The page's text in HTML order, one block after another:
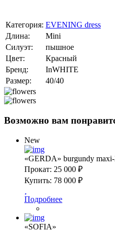
Категория: EVENING dress
Длина:
Mini
Силуэт:
пышное
Цвет:
Красный
Бренд:
InWHITE
Размер:
40/40
Возможно вам
New
«GERDA» burgundy
Прокат: 25 000 ₽
Купить: 78 000 ₽
Подробнее
«SOFIA»